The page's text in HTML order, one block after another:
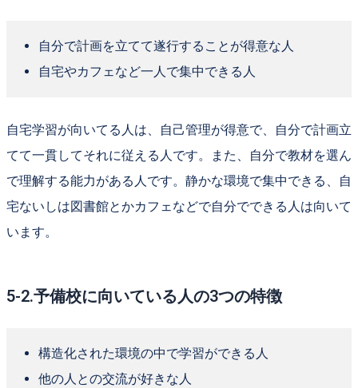
自分で計画を立てて遂行することが得意な人
自宅やカフェなど一人で集中できる人
自宅学習が向いてる人は、自己管理が得意で、自分で計画立
てて一貫してそれに従える人です。また、自分で教材を選ん
で理解する能力がある人です。静かな環境で集中できる、自
宅ないしは図書館とかカフェなどで自分でできる人は向いて
います。
5-2.予備校に向いている人の3つの特徴
構造化された環境の中で学習ができる人
他の人との交流が好きな人